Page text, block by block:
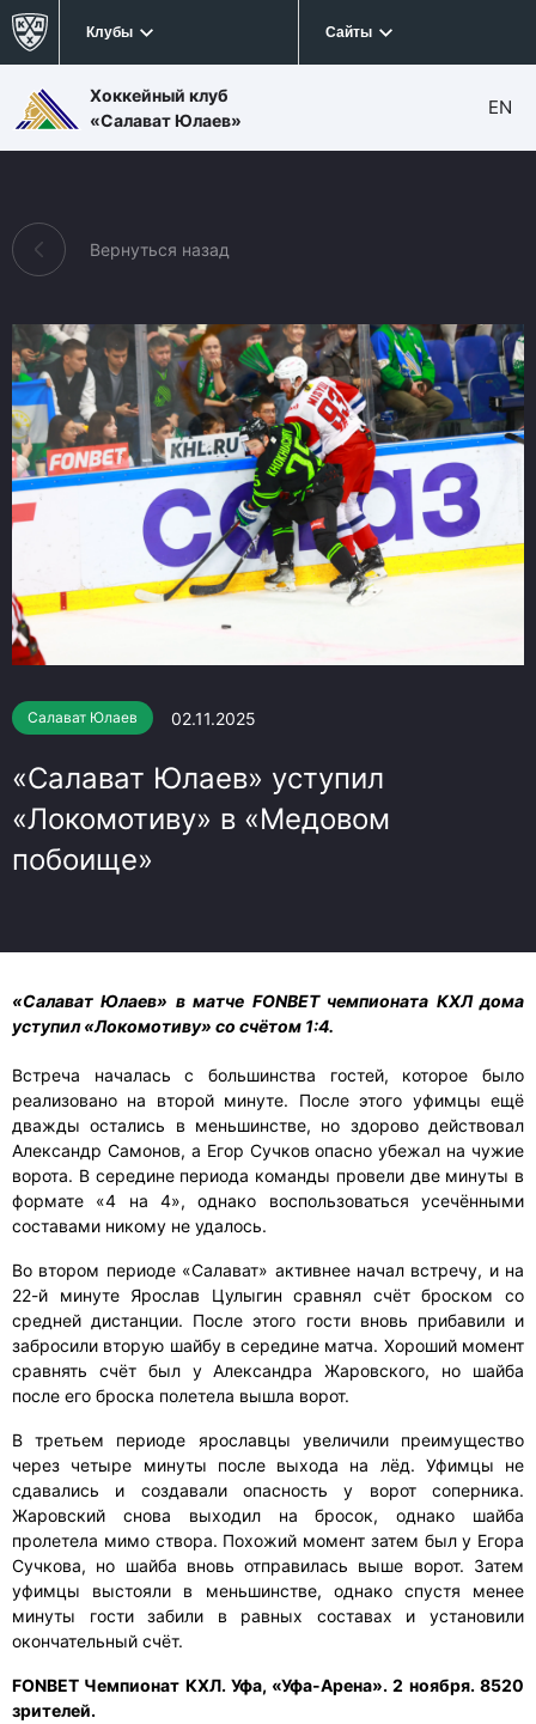
Клубы Сайты
Хоккейный клуб
«Салават Юлаев»
EN
Вернуться назад
Салават Юлаев 02.11.2025
«Салават Юлаев» уступил
«Локомотиву» в «Медовом
побоище»
«Салават Юлаев» в матче FONBET чемпионата КХЛ дома
уступил «Локомотиву» со счётом 1:4.
Встреча началась с большинства гостей, которое было
реализовано на второй минуте. После этого уфимцы ещё
дважды остались в меньшинстве, но здорово действовал
Александр Самонов, а Егор Сучков опасно убежал на чужие
ворота. В середине периода команды провели две минуты в
формате «4 на 4», однако воспользоваться усечёнными
составами никому не удалось.
Во втором периоде «Салават» активнее начал встречу, и на
22-й минуте Ярослав Цулыгин сравнял счёт броском со
средней дистанции. После этого гости вновь прибавили и
забросили вторую шайбу в середине матча. Хороший момент
сравнять счёт был у Александра Жаровского, но шайба
после его броска полетела вышла ворот.
В третьем периоде ярославцы увеличили преимущество
через четыре минуты после выхода на лёд. Уфимцы не
сдавались и создавали опасность у ворот соперника.
Жаровский снова выходил на бросок, однако шайба
пролетела мимо створа. Похожий момент затем был у Егора
Сучкова, но шайба вновь отправилась выше ворот. Затем
уфимцы выстояли в меньшинстве, однако спустя менее
минуты гости забили в равных составах и установили
окончательный счёт.
FONBET Чемпионат КХЛ. Уфа, «Уфа-Арена». 2 ноября. 8520
зрителей.